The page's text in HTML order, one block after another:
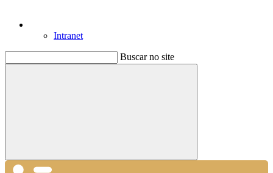
Intranet
Buscar no site
Buscar